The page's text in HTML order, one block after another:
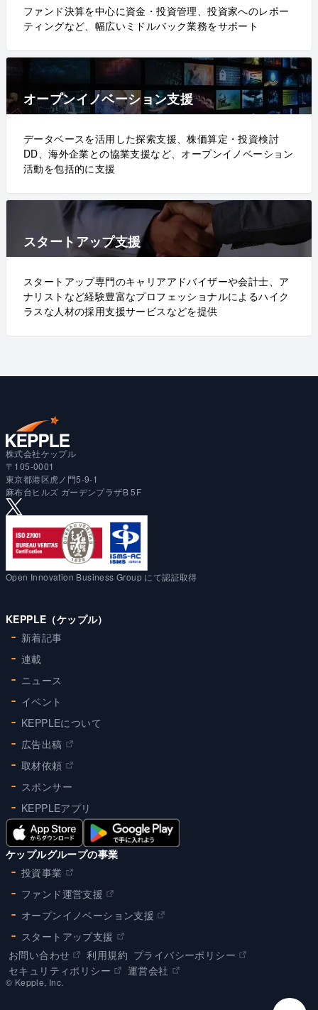
ファンド決算を中心に資金・投資管理、投資家へのレポー
ティングなど、幅広いミドルバック業務をサポート
オープンイノベーション支援
データベースを活用した探索支援、株価算定・投資検討
DD、海外企業との協業支援など、オープンイノベーション
活動を包括的に支援
スタートアップ支援
スタートアップ専門のキャリアアドバイザーや会計士、ア
ナリストなど経験豊富なプロフェッショナルによるハイク
ラスな人材の採用支援サービスなどを提供
株式会社ケップル
〒105-0001
東京都港区虎ノ門5-9-1
麻布台ヒルズ ガーデンプラザB 5F
Open Innovation Business Group にて認証取得
KEPPLE（ケップル）
新着記事
連載
ニュース
イベント
KEPPLEについて
広告出稿
取材依頼
スポンサー
KEPPLEアプリ
ケップルグループの事業
投資事業
ファンド運営支援
オープンイノベーション支援
スタートアップ支援
お問い合わせ
利用規約 プライバシーポリシー
セキュリティポリシー
運営会社
©︎ Kepple, Inc.